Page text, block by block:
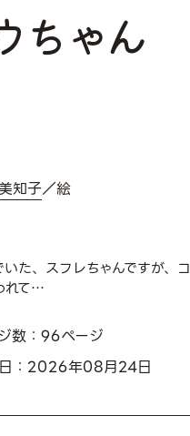
ちゃん
知子／絵
た、スフレちゃんですが、コ
れて…
数：96ページ
：2026年08月24日